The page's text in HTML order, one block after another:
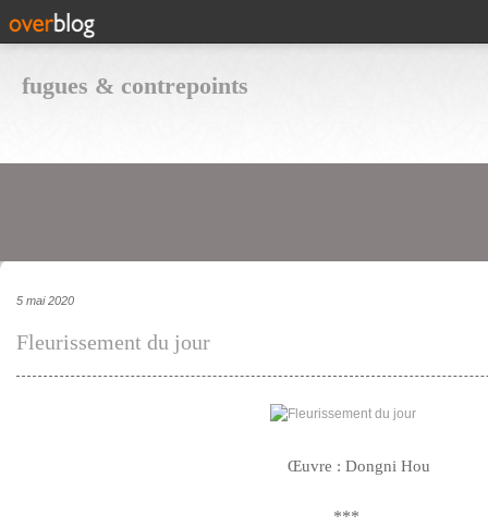
fugues & contrepoints
5 mai 2020
Fleurissement du jour
Œuvre : Dongni Hou
***